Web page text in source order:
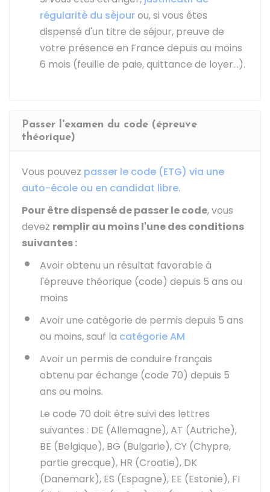
régularité du séjourou, si vous êtes
dispensé d'un titre de séjour, preuve de
votre présence en France depuis au moins
6 mois (feuille de paie, quittance de loyer…).
Passer l'examen du code (épreuve
théorique)
Vous pouvez passer le code (ETG) via une
auto-école ou en candidat libre.
Pour être dispensé de passer le code, vous
devez remplir au moins l'une des conditions
suivantes :
Avoir obtenu un résultat favorable à
l'épreuve théorique (code) depuis 5 ans ou
moins
Avoir une catégorie de permis depuis 5 ans
ou moins, sauf la catégorie AM
Avoir un permis de conduire français
obtenu par échange (code 70) depuis 5
ans ou moins.
Le code 70 doit être suivi des lettres
suivantes : DE (Allemagne), AT (Autriche),
BE (Belgique), BG (Bulgarie), CY (Chypre,
partie grecque), HR (Croatie), DK
(Danemark), ES (Espagne), EE (Estonie), FI